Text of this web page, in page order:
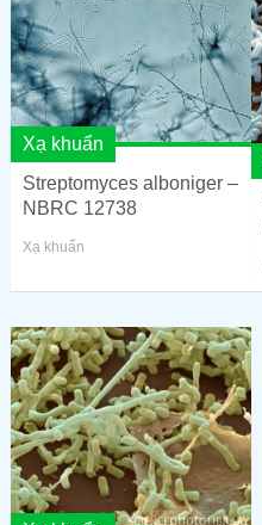
Xạ khuẩn
Streptomyces alboniger –
NBRC 12738
Xạ khuẩn